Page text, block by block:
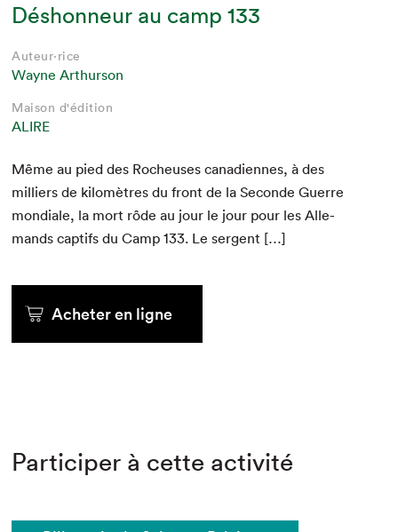
Déshonneur au camp 133
Auteur·rice
Wayne Arthurson
Maison d'édition
ALIRE
Même au pied des Rocheuses cana­di­ennes, à des
mil­liers de kilo­mètres du front de la Sec­onde Guerre
mon­di­ale, la mort rôde au jour le jour pour les Alle­
mands cap­tifs du Camp133. Le sergent […]
Acheter en ligne
Participer à cette activité